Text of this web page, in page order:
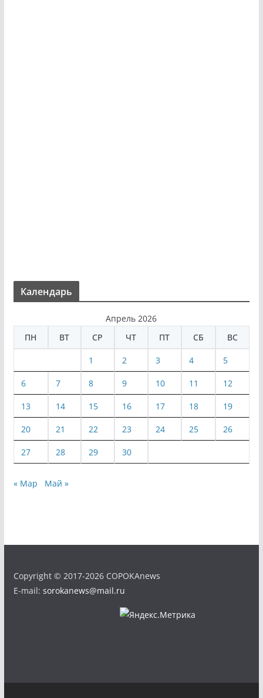
Календарь
Апрель 2026
ПН
ВТ СР ЧТ ПТ СБ ВС
1 2 3 4 5
6 7 8 9 10 11 12
13 14 15 16 17 18 19
20 21 22 23 24 25 26
27 28 29 30
« Мар Май »
Copyright © 2017-2026 COPOKAnews
E-mail: sorokanews@mail.ru